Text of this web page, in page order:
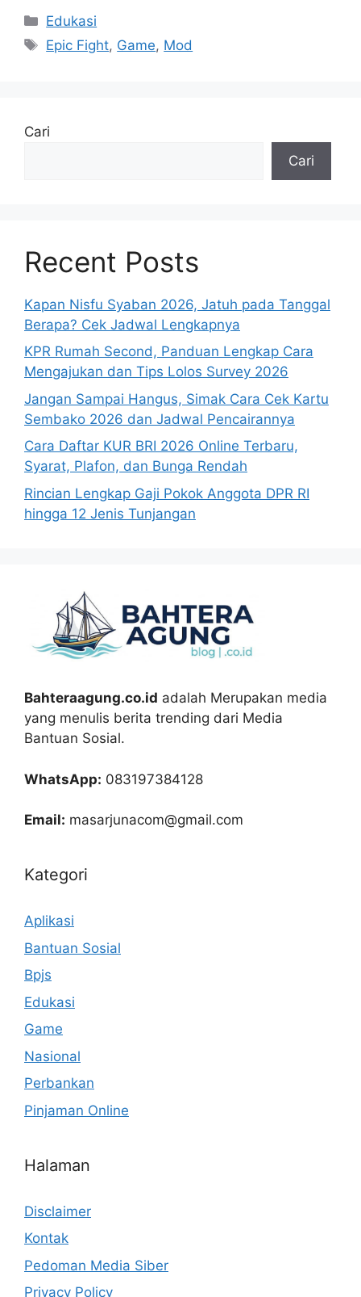
Kategori
Edukasi
Tag
Epic Fight, Game, Mod
Cari
Cari
Recent Posts
Kapan Nisfu Syaban 2026, Jatuh pada Tanggal
Berapa? Cek Jadwal Lengkapnya
KPR Rumah Second, Panduan Lengkap Cara
Mengajukan dan Tips Lolos Survey 2026
Jangan Sampai Hangus, Simak Cara Cek Kartu
Sembako 2026 dan Jadwal Pencairannya
Cara Daftar KUR BRI 2026 Online Terbaru,
Syarat, Plafon, dan Bunga Rendah
Rincian Lengkap Gaji Pokok Anggota DPR RI
hingga 12 Jenis Tunjangan
Bahteraagung.co.id adalah Merupakan media
yang menulis berita trending dari Media
Bantuan Sosial.
WhatsApp: 083197384128
Email: masarjunacom@gmail.com
Kategori
Aplikasi
Bantuan Sosial
Bpjs
Edukasi
Game
Nasional
Perbankan
Pinjaman Online
Halaman
Disclaimer
Kontak
Pedoman Media Siber
Privacy Policy